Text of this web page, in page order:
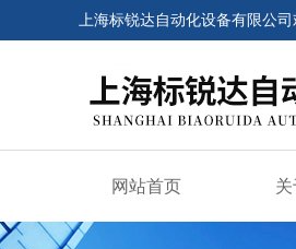
上海标锐达自动化设备有限公司
网站首页